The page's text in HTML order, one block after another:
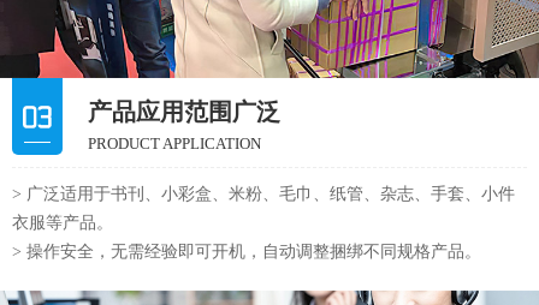
产品应用范围广泛
PRODUCT APPLICATION
> 广泛适用于书刊、小彩盒、米粉、毛巾、纸管、杂志、手套、小件
衣服等产品。
> 操作安全，无需经验即可开机，自动调整捆绑不同规格产品。